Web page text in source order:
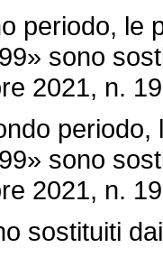
periodo, le
sono
2021, n.
periodo,
sono
2021, n.
sostituiti